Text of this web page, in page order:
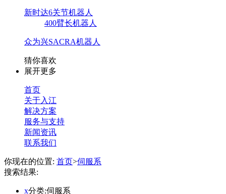
新时达6关节机器人
400臂长机器人
众为兴SACRA机器人
猜你喜欢
展开更多
首页
关于入江
解决方案
服务与支持
新闻资讯
联系我们
你现在的位置: 首页>伺服系
搜索结果:
x分类:伺服系